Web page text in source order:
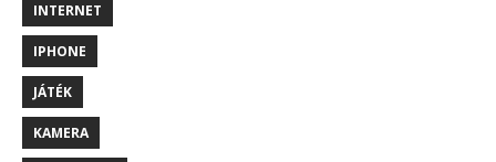
INTERNET
IPHONE
JÁTÉK
KAMERA